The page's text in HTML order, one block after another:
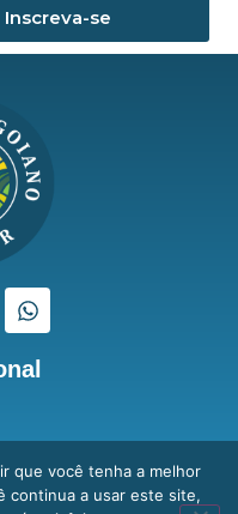
Inscreva-se
que você tenha a melhor
continua a usar este site,